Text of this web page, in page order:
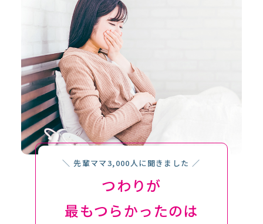
＼ 先輩ママ3,000人に聞きました ／
つわりが
最もつらかったのは